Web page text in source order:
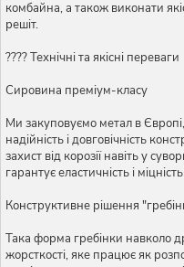
комбайна, а також виконати
решіт.
???? Технічні та якісні переваги
Сировина преміум-класу
Ми закуповуємо метал в
надійність і довговічність
захист від корозії навіть у
гарантує еластичність і
Конструктивне рішення
Така форма гребінки навколо
жорсткості, яке працює як